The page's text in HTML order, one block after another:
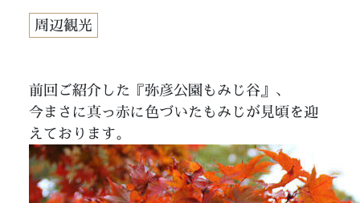
周辺観光
前回ご紹介した『弥彦公園もみじ谷』、
今まさに真っ赤に色づいたもみじが見頃を迎
えております。